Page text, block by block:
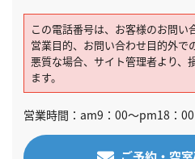
この電話番号は、お客様のお問い
営業目的、お問い合わせ目的外で
悪質な場合、サイト管理者より、
ます。
営業時間：am9：00～pm18：00
ご予約・空